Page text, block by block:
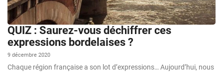
QUIZ : Saurez-vous déchiffrer ces
expressions bordelaises ?
9 décembre 2020
Chaque région française a son lot d’expressions… Aujourd’hui, nous